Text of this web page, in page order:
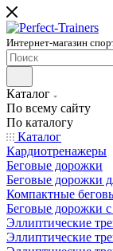
Интернет-магазин
Каталог
По всему сайту
По каталогу
Каталог
Кардиотренажеры
Беговые дорожки
Беговые дорожки
Компактные
Беговые дорожки
Эллиптические
Эллиптические